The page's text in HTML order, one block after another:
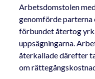
Arbetsdomstolen
genomförde
förbundet återtog
uppsägningarna.
återkallade därefter
om